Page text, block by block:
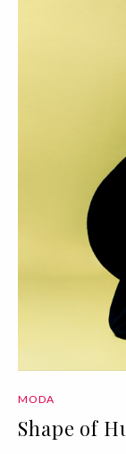
MODA
Shape of